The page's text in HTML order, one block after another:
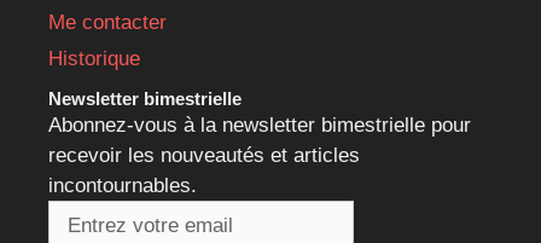
Me contacter
Historique
Newsletter bimestrielle
Abonnez-vous à la newsletter bimestrielle pour
recevoir les nouveautés et articles
incontournables.